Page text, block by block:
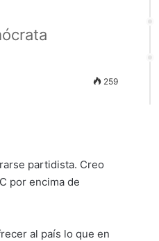
259
partidista. Creo
por encima de
al país lo que en